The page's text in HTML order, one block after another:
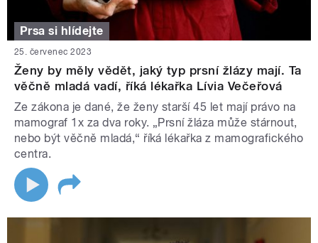
Prsa si hlídejte
25. červenec 2023
Ženy by měly vědět, jaký typ prsní žlázy mají. Ta
věčně mladá vadí, říká lékařka Lívia Večeřová
Ze zákona je dané, že ženy starší 45 let mají právo na
mamograf 1x za dva roky. „Prsní žláza může stárnout,
nebo být věčně mladá,“ říká lékařka z mamografického
centra.